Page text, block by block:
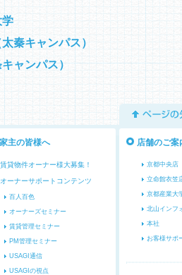
秦キャンパス）
ャンパス）
ページの
家主の皆様へ
賃貸物件オーナー様大募集！
オーナーサポートコンテンツ
百人百色
オーナーズセミナー
賃貸管理セミナー
PM管理セミナー
USAGI通信
USAGIの視点
店舗のご案
京都中央店
立命館衣笠
京都産業大
北山インフ
本社
お客様サポ